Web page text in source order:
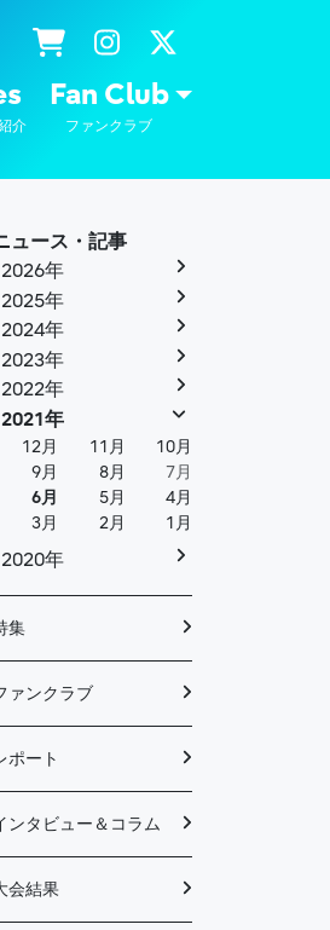
介
Fan Club
ファンクラブ
ュース・記事
2026年
2025年
2024年
2023年
2022年
2021年
12月 11月
10月
9月
8月
7月
6月
5月
4月
3月
2月 1月
2020年
集
ァンクラブ
ポート
ンタビュー＆コラム
会結果